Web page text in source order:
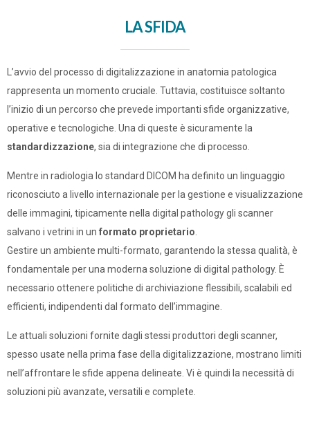
LA SFIDA
L’avvio del processo di digitalizzazione in anatomia patologica
rappresenta un momento cruciale. Tuttavia, costituisce soltanto
l’inizio di un percorso che prevede importanti sfide organizzative,
operative e tecnologiche. Una di queste è sicuramente la
standardizzazione, sia di integrazione che di processo.
Mentre in radiologia lo standard DICOM ha definito un linguaggio
riconosciuto a livello internazionale per la gestione e visualizzazione
delle immagini, tipicamente nella digital pathology gli scanner
salvano i vetrini in un formato proprietario
Gestire un ambiente multi-formato, garantendo la stessa qualità, è
fondamentale per una moderna soluzione di digital pathology. È
necessario ottenere politiche di archiviazione flessibili, scalabili ed
efficienti, indipendenti dal formato dell’immagine.
Le attuali soluzioni fornite dagli stessi produttori degli scanner,
spesso usate nella prima fase della digitalizzazione, mostrano limiti
nell’affrontare le sfide appena delineate. Vi è quindi la necessità di
soluzioni più avanzate, versatili e complete.